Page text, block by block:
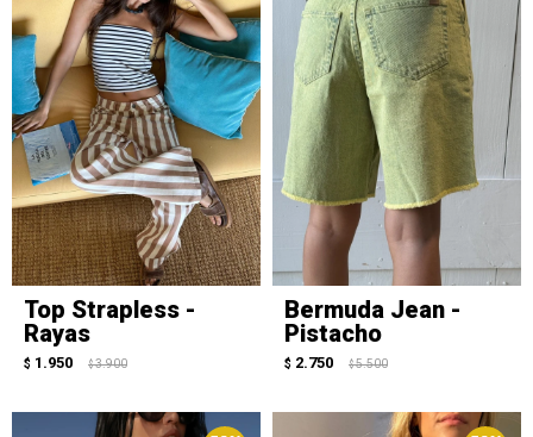
Top Strapless -
Rayas
$ 1.950 $ 3.900
Bermuda Jean -
Pistacho
$ 2.750 $ 5.500